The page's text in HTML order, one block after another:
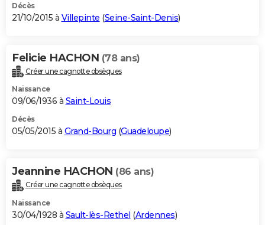
Décès
21/10/2015 à Villepinte (Seine-Saint-Denis)
Felicie HACHON (78 ans)
Créer une cagnotte obsèques
Naissance
09/06/1936 à Saint-Louis
Décès
05/05/2015 à Grand-Bourg (Guadeloupe)
Jeannine HACHON (86 ans)
Créer une cagnotte obsèques
Naissance
30/04/1928 à Sault-lès-Rethel (Ardennes)